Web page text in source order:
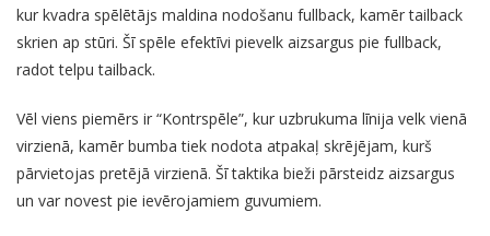
kur kvadra spēlētājs maldina nodošanu fullback, kamēr tailback
skrien ap stūri. Šī spēle efektīvi pievelk aizsargus pie fullback,
radot telpu tailback.
Vēl viens piemērs ir “Kontrspēle”, kur uzbrukuma līnija velk vienā
virzienā, kamēr bumba tiek nodota atpakaļ skrējējam, kurš
pārvietojas pretējā virzienā. Šī taktika bieži pārsteidz aizsargus
un var novest pie ievērojamiem guvumiem.